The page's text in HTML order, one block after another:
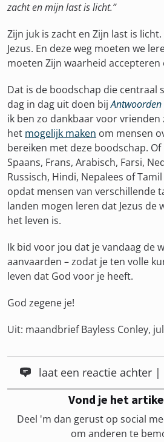
zacht en mijn last is licht.”
Zijn juk is zacht en Zijn last is
Jezus. En deze weg moeten we
moeten Zijn waarheid accepteren
Dat is de boodschap die centraal
dag in dag uit doen bijAntwoorden
ik ben zo dankbaar voor vrienden
het mogelijk maken om mensen
bereiken met deze boodschap.
Spaans, Frans, Arabisch, Farsi,
Russisch, Hindi, Nepalees of
opdat mensen van verschillende
landen mogen leren dat Jezus de
het leven is.
Ik bid voor jou dat je vandaag de
aanvaarden – zodat je ten volle
leven dat God voor je heeft.
God zegene je!
Uit: maandbrief Bayless Conley,
laat een reactie achter
Vond je het
Deel 'm dan gerust op social
om anderen te